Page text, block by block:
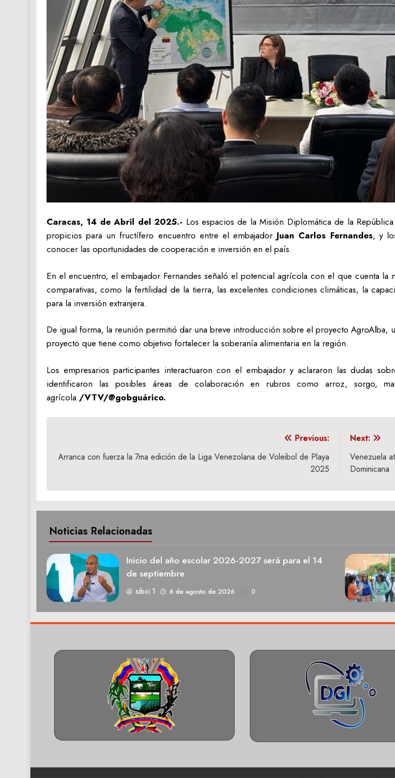
Caracas, 14 de Abril del 2025.- Los espacios de la Misión Diplomática de la
propicios para un fructífero encuentro entre el embajador Juan Carlos Fernandes, y
conocer las oportunidades de cooperación e inversión en el país.
En el encuentro, el embajador Fernandes señaló el potencial agrícola con el que cuenta la
comparativas, como la fertilidad de la tierra, las excelentes condiciones climáticas, la
para la inversión extranjera.
De igual forma, la reunión permitió dar una breve introducción sobre el proyecto AgroAlba,
proyecto que tiene como objetivo fortalecer la soberanía alimentaria en la región.
Los empresarios participantes interactuaron con el embajador y aclararon las dudas
identificaron las posibles áreas de colaboración en rubros como arroz, sorgo,
agrícola./VTV/@gobguárico.
de
Previous:
Arranca con fuerza la 7ma edición de la Liga Venezolana de Voleibol de Playa
2025
Next:
Venezuela
Dominicana
Noticias Relacionadas
Inicio del año escolar 2026-2027 será para el 14
de septiembre
sibci 1 6 de agosto de 2026 0